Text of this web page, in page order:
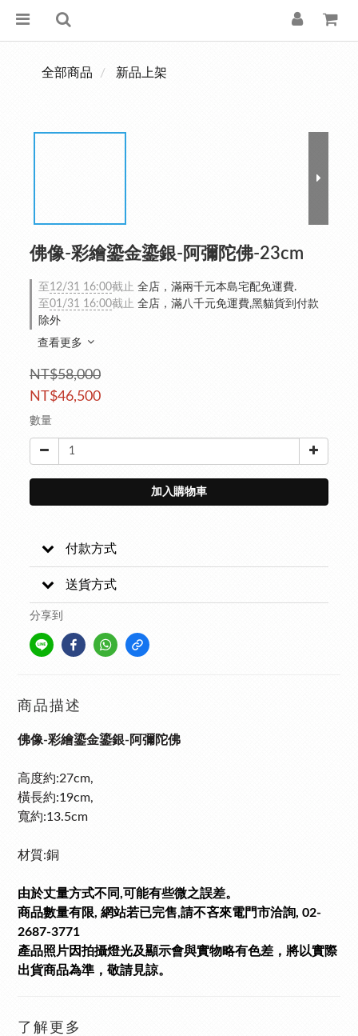
全部商品 新品上架
佛像-彩繪鎏金鎏銀-阿彌陀佛-23cm
至 12/31 16:00截止 全店，滿兩千元本島宅配免運費.
至01/31 16:00截止 全店，滿八千元免運費,黑貓貨到付款
除外
查看更多
NT$58,000
NT$46,500
數量
加入購物車
付款方式
送貨方式
分享到
商品描述
佛像-彩繪鎏金鎏銀-阿彌陀佛
高度約:27cm,
橫長約:19cm,
寬約:13.5cm
材質:銅
由於丈量方式不同,可能有些微之誤差。
商品數量有限, 網站若已完售,請不吝來電門市洽詢, 02-
2687-3771
產品照片因拍攝燈光及顯示會與實物略有色差，將以實際
出貨商品為準，敬請見諒。
了解更多